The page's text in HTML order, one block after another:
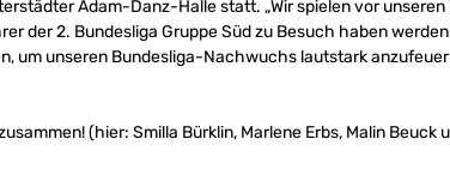
Adam-Danz-Halle statt. „Wir spielen vor
der 2. Bundesliga Gruppe Süd zu Besuch haben
um unseren Bundesliga-Nachwuchs lautstark
(hier: Smilla Bürklin, Marlene Erbs, Malin Beuck